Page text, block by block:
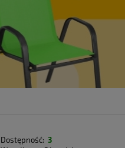
Dostępność: 3